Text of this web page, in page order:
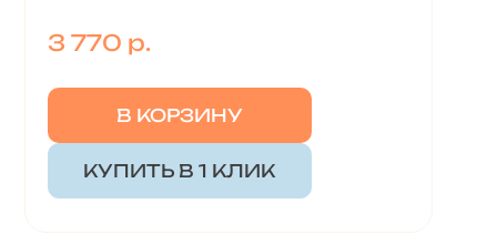
3 770 р.
В КОРЗИНУ
КУПИТЬ В 1 КЛИК